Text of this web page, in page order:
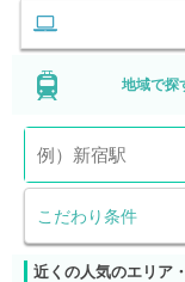
地域で探
こだわり条件
近くの人気のエリア